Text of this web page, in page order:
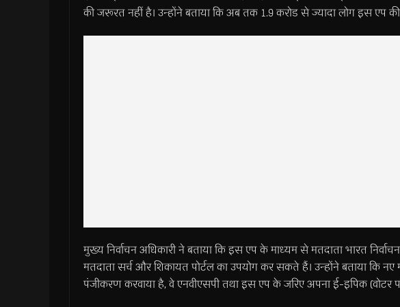
की जरूरत नहीं है। उन्होंने बताया कि अब तक 1.9 करोड से ज्यादा लोग इस एप
मुख्य निर्वाचन अधिकारी ने बताया कि इस एप के माध्यम से मतदाता भारत
मतदाता सर्च और शिकायत पोर्टल का उपयोग कर सकते हैं। उन्होंने बताया कि
पंजीकरण करवाया है, वे एनवीएसपी तथा इस एप के जरिए अपना ई-इपिक (वोटर